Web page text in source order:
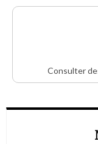
Consulter